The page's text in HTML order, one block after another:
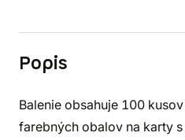
Popis
Balenie obsahuje 100
farebných obalov na karty